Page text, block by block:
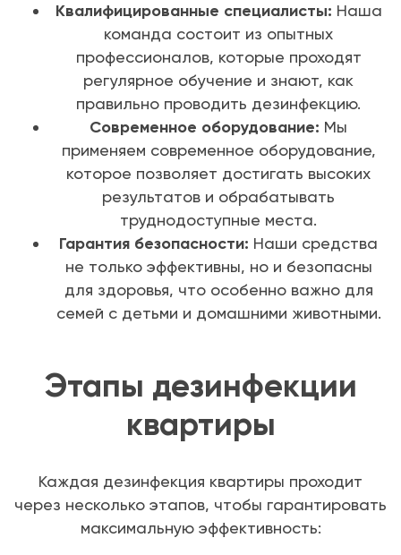
Квалифицированные специалисты: Наша
команда состоит из опытных
профессионалов, которые проходят
регулярное обучение и знают, как
правильно проводить дезинфекцию.
Современное оборудование: Мы
применяем современное оборудование,
которое позволяет достигать высоких
результатов и обрабатывать
труднодоступные места.
Гарантия безопасности: Наши средства
не только эффективны, но и безопасны
для здоровья, что особенно важно для
семей с детьми и домашними животными.
Этапы дезинфекции
квартиры
Каждая дезинфекция квартиры проходит
через несколько этапов, чтобы гарантировать
максимальную эффективность: